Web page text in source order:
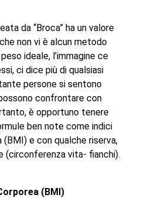
da “Broca” ha un valore
non vi è alcun metodo
ideale, l’immagine ce
ci dice più di qualsiasi
persone si sentono
confrontare con
è opportuno tenere
ben note come indici
(BMI) e con qualche riserva,
(circonferenza vita- fianchi).
(BMI)